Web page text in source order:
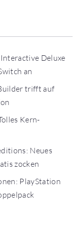
Deluxe
an
trifft auf
Kern-
Neues
zocken
PlayStation